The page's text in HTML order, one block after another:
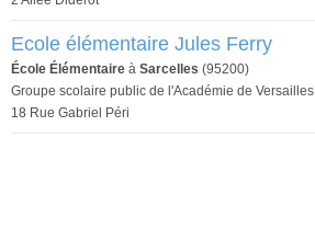
Ecole élémentaire Jules Ferry
École Élémentaire à Sarcelles (95200)
Groupe scolaire public de l'Académie de Versailles
18 Rue Gabriel Péri